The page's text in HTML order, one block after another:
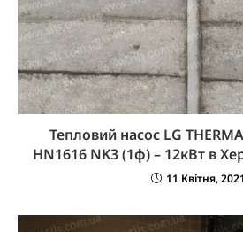
Тепловий насос LG
HN1616 NK3 (1ф) – 12кВт в
11 Квітня, 2021